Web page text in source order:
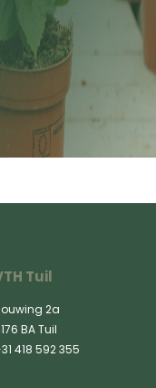
Tuil
2a
BA Tuil
418 592 355